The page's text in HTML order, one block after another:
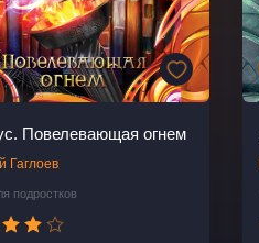
Повелевающая огнем
Гаглоев
подростков